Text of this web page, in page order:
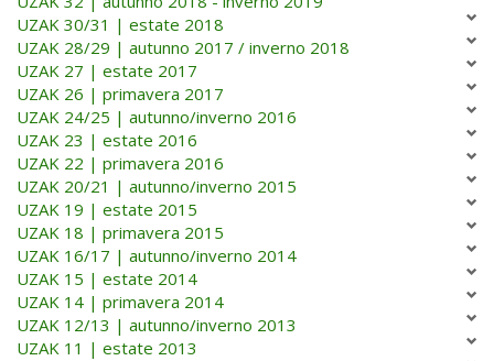
UZAK 30/31 | estate 2018
UZAK 28/29 | autunno 2017 / inverno 2018
UZAK 27 | estate 2017
UZAK 26 | primavera 2017
UZAK 24/25 | autunno/inverno 2016
UZAK 23 | estate 2016
UZAK 22 | primavera 2016
UZAK 20/21 | autunno/inverno 2015
UZAK 19 | estate 2015
UZAK 18 | primavera 2015
UZAK 16/17 | autunno/inverno 2014
UZAK 15 | estate 2014
UZAK 14 | primavera 2014
UZAK 12/13 | autunno/inverno 2013
UZAK 11 | estate 2013